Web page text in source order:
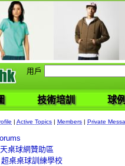
用戶
技術培訓 球
| Active Topics | Members | Private
桌球網贊助區
超桌桌球訓練學校